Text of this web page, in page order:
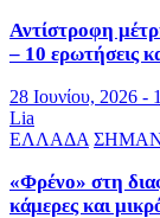
Αντίστροφη
– 10 ερωτήσεις
28 Ιουνίου, 2026 -
Lia
ΕΛΛΑΔΑ
«Φρένο» στη
κάμερες και